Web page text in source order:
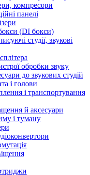
компресори
панелі
(DI бокси)
студії, звукові
обробки звуку
до звукових студій
і голови
і транспортування
й аксесуари
і туману